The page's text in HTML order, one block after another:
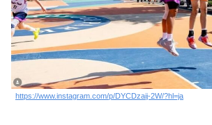
https://www.instagram.com/p/DYCDzaij-2W/?hl=ja